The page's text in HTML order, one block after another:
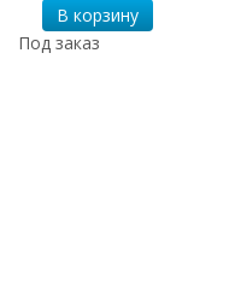
В корзину
Под заказ